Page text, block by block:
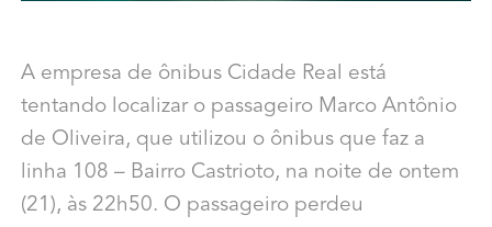
A empresa de ônibus Cidade Real está
tentando localizar o passageiro Marco Antônio
de Oliveira, que utilizou o ônibus que faz a
linha 108 – Bairro Castrioto, na noite de ontem
(21), às 22h50. O passageiro perdeu